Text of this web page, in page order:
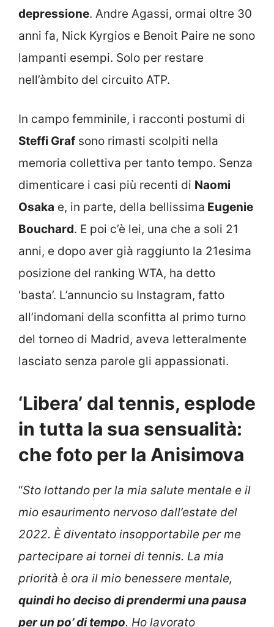
depressione. Andre Agassi, ormai oltre 30
anni fa, Nick Kyrgios e Benoit Paire ne sono
lampanti esempi. Solo per restare
nell’àmbito del circuito ATP.
In campo femminile, i racconti postumi di
Steffi Graf sono rimasti scolpiti nella
memoria collettiva per tanto tempo. Senza
dimenticare i casi più recenti di Naomi
Osaka e, in parte, della bellissima Eugenie
Bouchard. E poi c’è lei, una che a soli 21
anni, e dopo aver già raggiunto la 21esima
posizione del ranking WTA, ha detto
‘basta’. L’annuncio su Instagram, fatto
all’indomani della sconfitta al primo turno
del torneo di Madrid, aveva letteralmente
lasciato senza parole gli appassionati.
‘Libera’ dal tennis, esplode
in tutta la sua sensualità:
che foto per la Anisimova
“Sto lottando per la mia salute mentale e il
mio esaurimento nervoso dall’estate del
2022. È diventato insopportabile per me
partecipare ai tornei di tennis. La mia
priorità è ora il mio benessere mentale,
quindi ho deciso di prendermi una pausa
per un po’ di tempo. Ho lavorato